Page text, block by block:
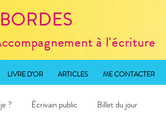
à l'écriture
LIVRE D'OR ARTICLES ME CONTACTER
? Écrivain public Billet du jour